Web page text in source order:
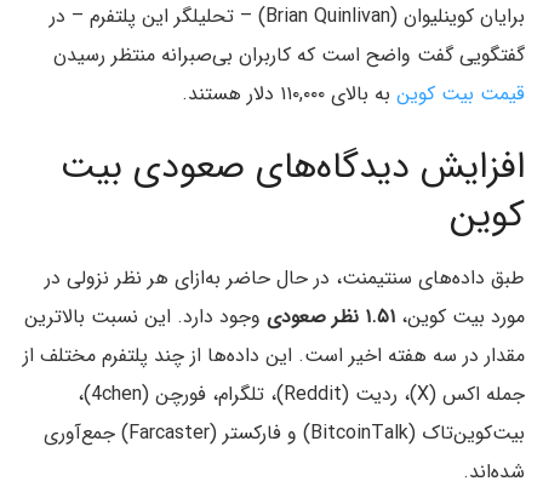
برایان کوینلیوان (Brian Quinlivan) – تحلیلگر این پلتفرم – در
گفتگویی گفت واضح است که کاربران بی‌صبرانه منتظر رسیدن
قیمت بیت کوین به بالای ۱۱۰,۰۰۰ دلار هستند.
افزایش دیدگاه‌های صعودی بیت
کوین
طبق داده‌های سنتیمنت، در حال حاضر به‌ازای هر نظر نزولی در
مورد بیت کوین، ۱.۵۱ نظر صعودی
وجود دارد. این نسبت بالاترین
مقدار در سه هفته اخیر است. این داده‌ها از چند پلتفرم مختلف از
جمله اکس (X)، ردیت (Reddit)، تلگرام، فورچن (4chen)،
بیت‌کوین‌تاک (BitcoinTalk) و فارکستر (Farcaster) جمع‌آوری
شده‌اند.